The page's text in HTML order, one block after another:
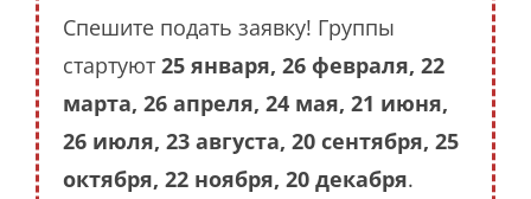
Спешите подать заявку! Группы
стартуют 25 января, 26 февраля, 22
марта, 26 апреля, 24 мая, 21 июня,
26 июля, 23 августа, 20 сентября, 25
октября, 22 ноября, 20 декабря.